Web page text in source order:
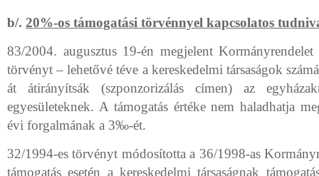
b/. 20%-os támogatási törvénnyel kapcsolatos
83/2004. augusztus 19-én megjelent
törvényt – lehetővé téve a kereskedelmi társaságok
át átirányítsák (szponzorizálás címen) az
egyesületeknek. A támogatás értéke nem haladhatja
évi forgalmának a 3‰-ét.
32/1994-es törvényt módosította a 36/1998-as
támogatás esetén a kereskedelmi társaságnak